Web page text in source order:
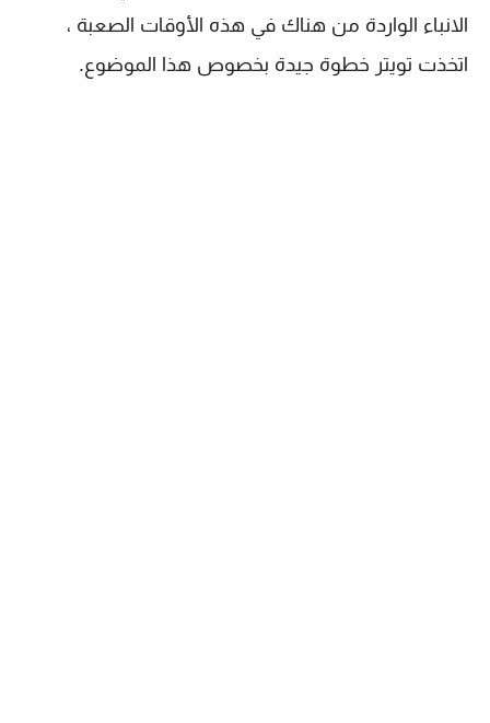
الانباء الواردة من هناك في هذه الأوقات الصعبة ،
اتخذت تويتر خطوة جيدة بخصوص هذا الموضوع.